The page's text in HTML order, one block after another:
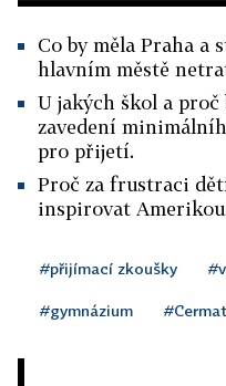
Co by měla Praha a
hlavním městě
U jakých škol a
zavedení
pro přijetí.
Proč za frustraci
inspirovat
#přijímací zkoušky
#gymnázium #Cermat